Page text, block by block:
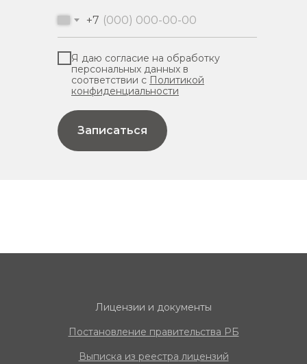
+7
Я даю согласие на обработку
персональных данных в
соответствии с Политикой
конфиденциальности
Записаться
Лицензии и документы
Постановление правительства РБ
Выписка из реестра лицензий